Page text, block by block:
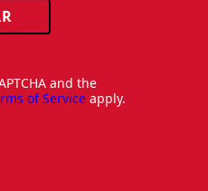
and the
of Service apply.